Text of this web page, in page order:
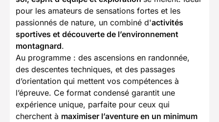
pour les amateurs de sensations fortes et les
passionnés de nature, un combiné d'activités
sportives et découverte de l’environnement
montagnard.
Au programme : des ascensions en randonnée,
des descentes techniques, et des passages
d’orientation qui mettent vos compétences à
l’épreuve. Ce format condensé garantit une
expérience unique, parfaite pour ceux qui
cherchent à maximiser l’aventure en un minimum